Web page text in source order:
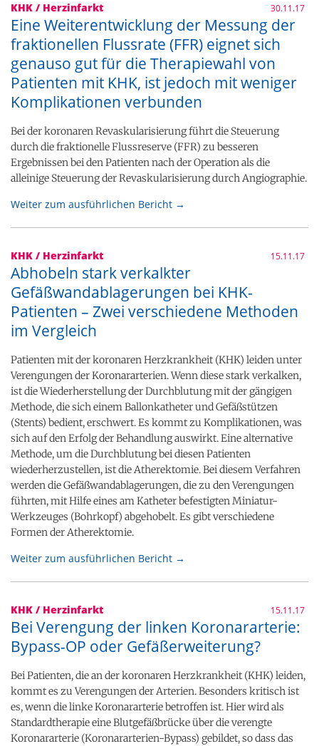
KHK / Herzinfarkt 30.11.17
Eine Weiterentwicklung der Messung der
fraktionellen Flussrate (FFR) eignet sich
genauso gut für die Therapiewahl von
Patienten mit KHK, ist jedoch mit weniger
Komplikationen verbunden
Bei der koronaren Revaskularisierung führt die Steuerung
durch die fraktionelle Flussreserve (FFR) zu besseren
Ergebnissen bei den Patienten nach der Operation als die
alleinige Steuerung der Revaskularisierung durch Angiographie.
Weiter zum ausführlichen Bericht →
KHK / Herzinfarkt 15.11.17
Abhobeln stark verkalkter
Gefäßwandablagerungen bei KHK-
Patienten – Zwei verschiedene Methoden
im Vergleich
Patienten mit der koronaren Herzkrankheit (KHK) leiden unter
Verengungen der Koronararterien. Wenn diese stark verkalken,
ist die Wiederherstellung der Durchblutung mit der gängigen
Methode, die sich einem Ballonkatheter und Gefäßstützen
(Stents) bedient, erschwert. Es kommt zu Komplikationen, was
sich auf den Erfolg der Behandlung auswirkt. Eine alternative
Methode, um die Durchblutung bei diesen Patienten
wiederherzustellen, ist die Atherektomie. Bei diesem Verfahren
werden die Gefäßwandablagerungen, die zu den Verengungen
führten, mit Hilfe eines am Katheter befestigten Miniatur-
Werkzeuges (Bohrkopf) abgehobelt. Es gibt verschiedene
Formen der Atherektomie.
Weiter zum ausführlichen Bericht →
KHK / Herzinfarkt 15.11.17
Bei Verengung der linken Koronararterie:
Bypass-OP oder Gefäßerweiterung?
Bei Patienten, die an der koronaren Herzkrankheit (KHK) leiden,
kommt es zu Verengungen der Arterien. Besonders kritisch ist
es, wenn die linke Koronararterie betroffen ist. Hier wird als
Standardtherapie eine Blutgefäßbrücke über die verengte
Koronararterie (Koronararterien-Bypass) gebildet, so dass das